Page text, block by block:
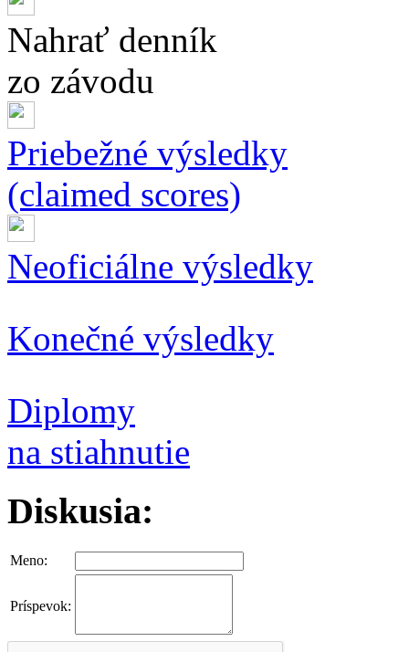
Nahrať denník
zo závodu
Priebežné výsledky
(claimed scores)
Neoficiálne výsledky
Konečné výsledky
Diplomy
na stiahnutie
Diskusia:
Meno:
Príspevok: